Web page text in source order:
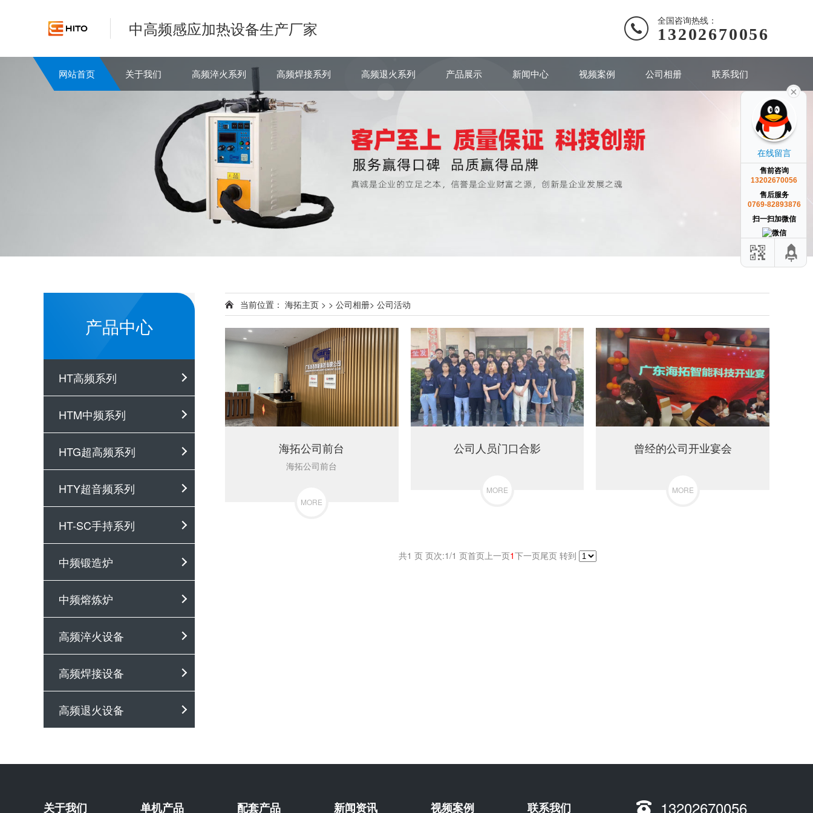
中高频感应加热设备生产厂家 全国咨询热线：
13202670056
网站首页 关于我们 高频淬火系列 高频焊接系列 高频退火系列 产品展示 新闻中心 视频案例 公司相册 联系我们
产品中心
HT高频系列
HTM中频系列
HTG超高频系列
HTY超音频系列
HT-SC手持系列
中频锻造炉
中频熔炼炉
高频淬火设备
高频焊接设备
高频退火设备
当前位置： 海拓主页 > > 公司相册> 公司活动
海拓公司前台
海拓公司前台
MORE
公司人员门口合影
MORE
曾经的公司开业宴会
MORE
共1 页 页次:1/1 页首页上一页1下一页尾页转到
关于我们 单机产品 配套产品 新闻资讯 视频案例 联系我们 13202670056
在线留言
售前咨询
13202670056
售后服务
0769-82893876
扫一扫加微信